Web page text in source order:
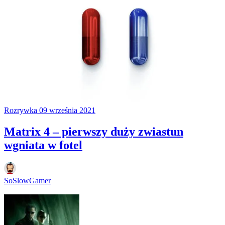
Rozrywka 09 września 2021
Matrix 4 – pierwszy duży zwiastun
wgniata w fotel
SoSlowGamer